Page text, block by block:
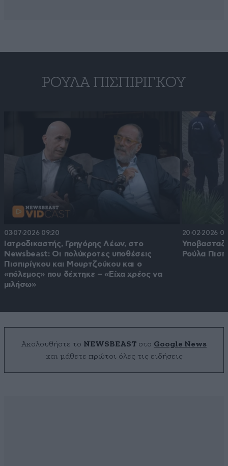
ΡΟΎΛΑ ΠΙΣΠΙΡΊΓΚΟΥ
03·07·2026 09:20
Ιατροδικαστής, Γρηγόρης Λέων, στο
Newsbeast: Οι πολύκροτες υποθέσεις
Πισπιρίγκου και Μουρτζούκου και ο
«πόλεμος» που δέχτηκε – «Είχα χρέος να
μιλήσω»
20·02·2026
Ρούλα
Ακολουθήστε το NEWSBEAST στο Google News
και μάθετε πρώτοι όλες τις ειδήσεις